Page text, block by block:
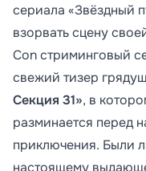
сериала «Звёздный
взорвать сцену
Con стриминговый
свежий тизер
Секция 31», в
разминается перед
приключения. Были
настоящему